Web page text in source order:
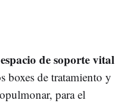
espacio de soporte vital
boxes de tratamiento y
para el